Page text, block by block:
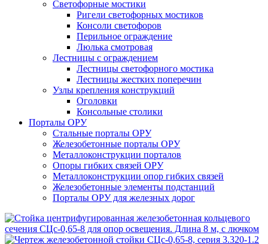
Светофорные мостики
Ригели светофорных мостиков
Консоли светофоров
Перильное ограждение
Люлька смотровая
Лестницы с ограждением
Лестницы светофорного мостика
Лестницы жестких поперечин
Узлы крепления конструкций
Оголовки
Консольные столики
Порталы ОРУ
Стальные порталы ОРУ
Железобетонные порталы ОРУ
Металлоконструкции порталов
Опоры гибких связей ОРУ
Металлоконструкции опор гибких связей
Железобетонные элементы подстанций
Порталы ОРУ для железных дорог